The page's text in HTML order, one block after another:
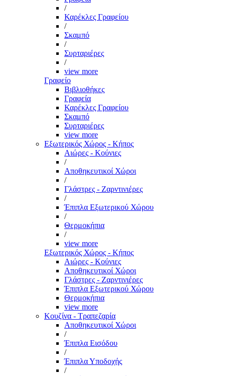
/
Καρέκλες Γραφείου
/
Σκαμπό
/
Συρταριέρες
/
view more
Γραφείο
Βιβλιοθήκες
Γραφεία
Καρέκλες Γραφείου
Σκαμπό
Συρταριέρες
view more
Εξωτερικός Χώρος - Κήπος
Αιώρες - Κούνιες
/
Αποθηκευτικοί Χώροι
/
Γλάστρες - Ζαρντινιέρες
/
Έπιπλα Εξωτερικού Χώρου
/
Θερμοκήπια
/
view more
Εξωτερικός Χώρος - Κήπος
Αιώρες - Κούνιες
Αποθηκευτικοί Χώροι
Γλάστρες - Ζαρντινιέρες
Έπιπλα Εξωτερικού Χώρου
Θερμοκήπια
view more
Κουζίνα - Τραπεζαρία
Αποθηκευτικοί Χώροι
/
Έπιπλα Εισόδου
/
Έπιπλα Υποδοχής
/